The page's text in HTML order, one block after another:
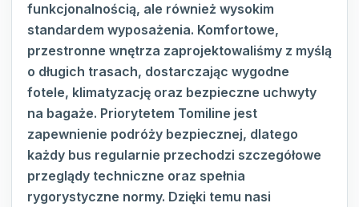
funkcjonalnością, ale również wysokim
standardem wyposażenia. Komfortowe,
przestronne wnętrza zaprojektowaliśmy z myślą
o długich trasach, dostarczając wygodne
fotele, klimatyzację oraz bezpieczne uchwyty
na bagaże. Priorytetem Tomiline jest
zapewnienie podróży bezpiecznej, dlatego
każdy bus regularnie przechodzi szczegółowe
przeglądy techniczne oraz spełnia
rygorystyczne normy. Dzięki temu nasi